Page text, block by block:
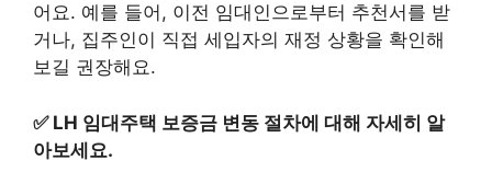
어요. 예를 들어, 이전 임대인으로부터 추천서를 받
거나, 집주인이 직접 세입자의 재정 상황을 확인해
보길 권장해요.
✅ LH 임대주택 보증금 변동 절차에 대해 자세히 알
아보세요.